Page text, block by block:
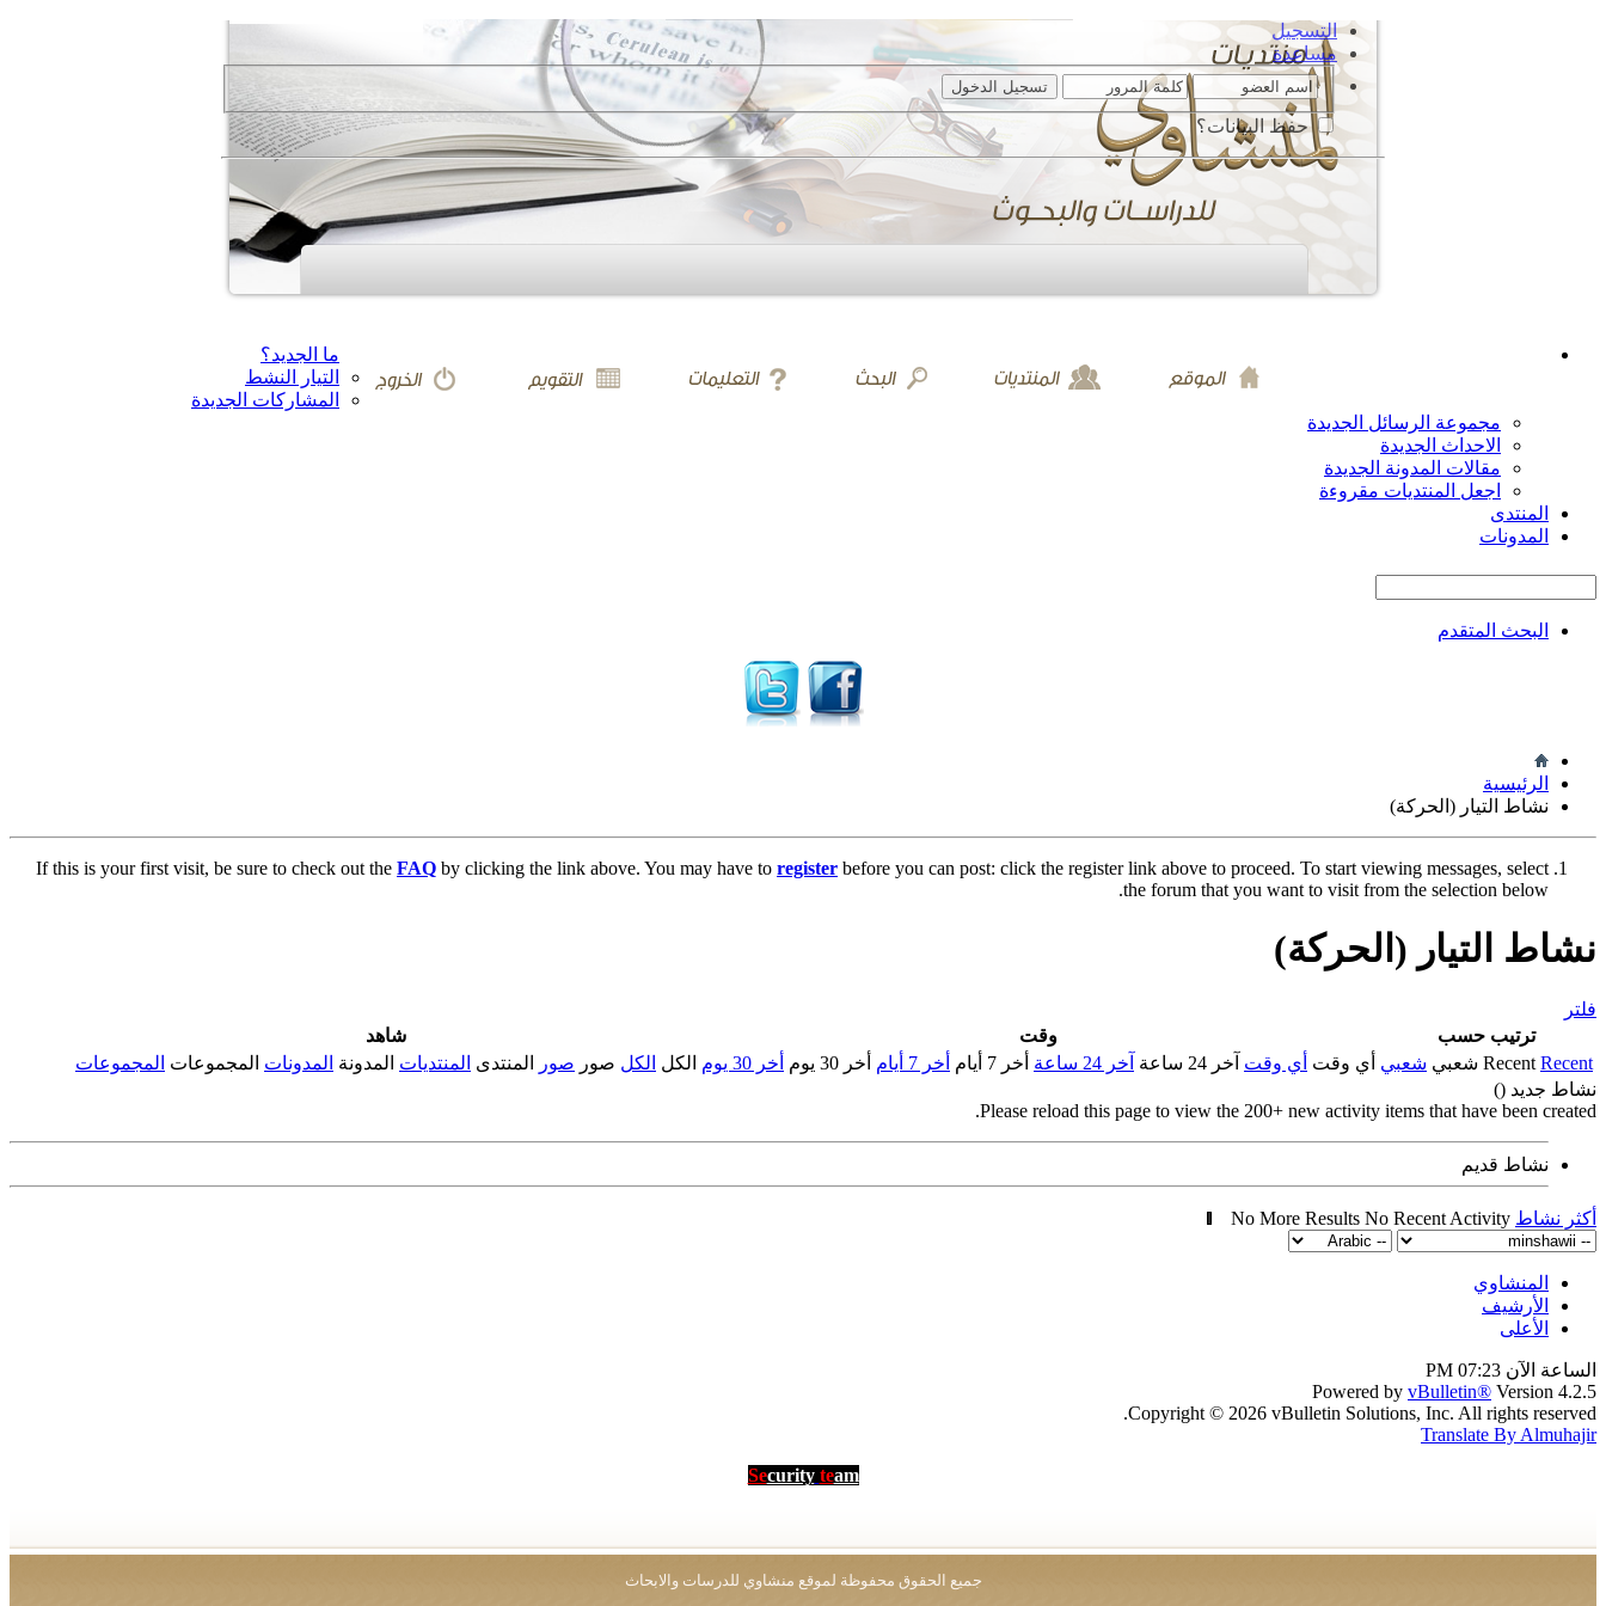
التسجيل
مساعدة
حفظ البيانات؟
ما الجديد؟
التيار النشط
المشاركات الجديدة
مجموعة الرسائل الجديدة
الاحداث الجديدة
مقالات المدونة الجديدة
اجعل المنتديات مقروءة
المنتدى
المدونات
البحث المتقدم
الرئيسية
نشاط التيار (الحركة)
If this is your first visit, be sure to check out the FAQ by clicking the link above. You may have to register before you can post: click the register link above to proceed. To start viewing messages, select
the forum that you want to visit from the selection below.
نشاط التيار (الحركة)
فلتر
ترتيب حسب
وقت
شاهد
Recent Recent شعبي شعبي أي وقت أي وقت آخر 24 ساعة آخر 24 ساعة أخر 7 أيام أخر 7 أيام أخر 30 يوم أخر 30 يوم الكل الكل صور صور المنتدى المنتديات المدونة المدونات المجموعات المجموعات
نشاط جديد ()
Please reload this page to view the 200+ new activity items that have been created.
نشاط قديم
أكثر نشاط No More Results No Recent Activity
المنشاوي
الأرشيف
الأعلى
الساعة الآن 07:23 PM
Powered by vBulletin® Version 4.2.5
Copyright © 2026 vBulletin Solutions, Inc. All rights reserved.
Translate By Almuhajir
Security team
جميع الحقوق محفوظة لموقع منشاوي للدرسات والابحاث